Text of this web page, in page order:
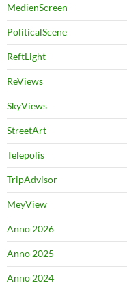
MedienScreen
PoliticalScene
ReftLight
ReViews
SkyViews
StreetArt
Telepolis
TripAdvisor
MeyView
Anno 2026
Anno 2025
Anno 2024